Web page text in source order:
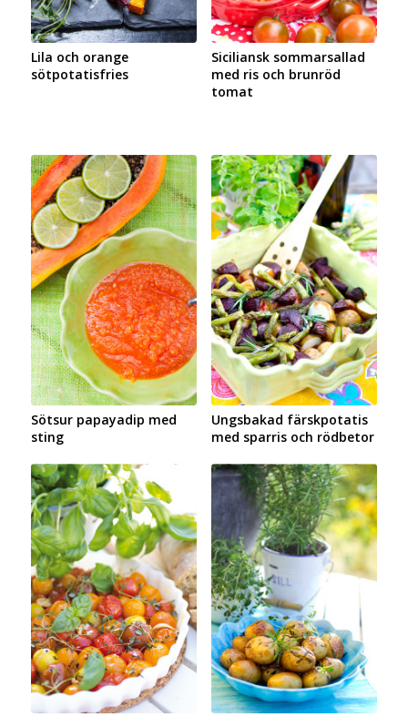
Lila och orange
sötpotatisfries
Siciliansk sommarsallad
med ris och brunröd
tomat
Sötsur papayadip med
sting
Ungsbakad färskpotatis
med sparris och rödbetor